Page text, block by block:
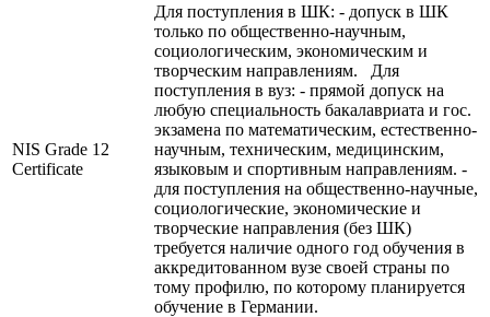
NIS Grade 12
Certificate
Для поступления в ШК: - допуск в ШК
только по общественно-научным,
социологическим, экономическим и
творческим направлениям. Для
поступления в вуз: - прямой допуск на
любую специальность бакалавриата и гос.
экзамена по математическим, естественно-
научным, техническим, медицинским,
языковым и спортивным направлениям. -
для поступления на общественно-научные,
социологические, экономические и
творческие направления (без ШК)
требуется наличие одного год обучения в
аккредитованном вузе своей страны по
тому профилю, по которому планируется
обучение в Германии.